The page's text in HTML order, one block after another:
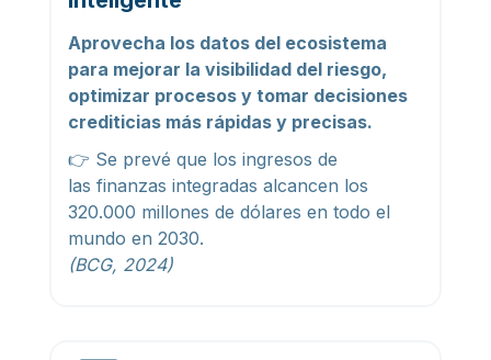
Aprovecha los datos del ecosistema
para mejorar la visibilidad del riesgo,
optimizar procesos y tomar decisiones
crediticias más rápidas y precisas.
👉 Se prevé que los ingresos de
las finanzas integradas alcancen los
320.000 millones de dólares en todo el
mundo en 2030.
(BCG, 2024)